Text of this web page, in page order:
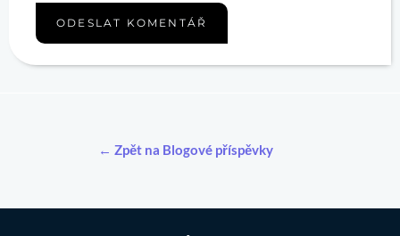
← Zpět na Blogové příspěvky